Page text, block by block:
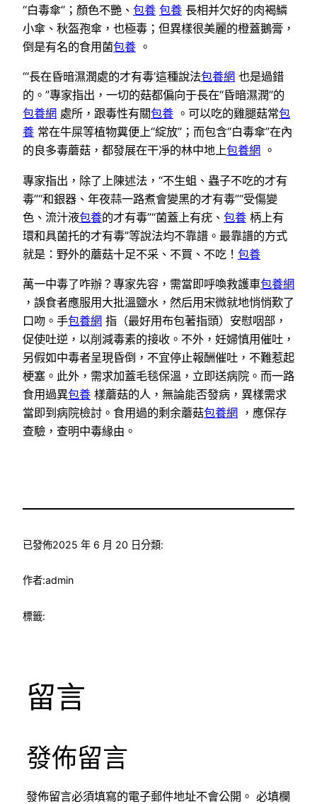
“白毒傘”；顏色不艷、 包養 包養 長相并欠好的肉褐鱗
小傘、秋盔孢傘，也極毒；但異樣很美麗的橙蓋鵝膏，
倒是有名的食用菌包養 。
“‘長在昏暗濕潤處的才有毒’這種說法包養網 也是過錯
的。”專家指出，一切的菇都偏向于長在“昏暗濕潤”的
包養網 處所，跟毒性有關包養 。可以吃的雞腿菇常包
養 常在牛屎等植物糞便上“綻放”；而包含“白毒傘”在內
的良多毒蘑菇，都發展在干凈的林中地上包養網 。
專家指出，除了上陳述法，“不生蛆、蟲子不吃的才有
毒”“和銀器、年夜蒜一路煮會變黑的才有毒”“受傷變
色、流汁液包養的才有毒”“菌蓋上有疣、 包養 柄上有
環和具菌托的才有毒”等說法均不靠譜。最靠譜的方式
就是：野外的蘑菇十足不采、不買、不吃！ 包養
萬一中毒了咋辦？專家先容，需當即呼喚救護車包養網
，誤食者應服用大批溫鹽水，然后用宋微就地悄悄歎了
口吻。手包養網 指（最好用布包著指頭）安慰咽部，
促使吐逆，以削減毒素的接收。不外，妊婦慎用催吐，
另假如中毒者呈現昏倒，不宜停止報酬催吐，不難惹起
梗塞。此外，需求加蓋毛毯保溫，立即送病院。而一路
食用過異包養 樣蘑菇的人，無論能否發病，異樣需求
當即到病院檢討。食用過的剩余蘑菇包養網 ，應保存
查驗，查明中毒緣由。
已發佈2025 年 6 月 20 日分類:
作者:admin
標籤:
留言
發佈留言
發佈留言必須填寫的電子郵件地址不會公開。 必填欄